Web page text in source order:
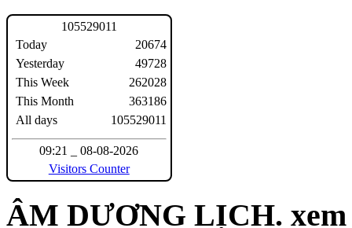
105529011
Today
Yesterday
This Week
This Month
All days
20674
49728
262028
363186
105529011
09:21 _ 08-08-2026
Visitors Counter
ÂM DƯƠNG LỊCH. xem